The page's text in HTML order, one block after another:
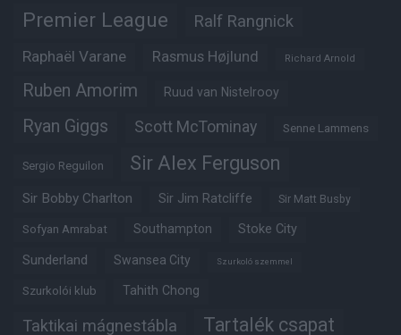
Premier League Ralf Rangnick
Raphaël Varane Rasmus Højlund Richard Arnold
Ruben Amorim Ruud van Nistelrooy
Ryan Giggs Scott McTominay Senne Lammens
Sergio Reguilon Sir Alex Ferguson
Sir Bobby Charlton Sir Jim Ratcliffe Sir Matt Busby
Sofyan Amrabat Southampton Stoke City
Sunderland Swansea City Szurkoló szemmel
Szurkolói klub Tahith Chong
Taktikai mágnestábla Tartalék csapat